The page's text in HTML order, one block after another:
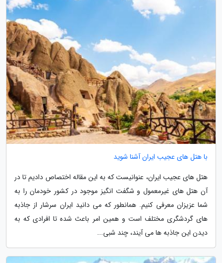
با هتل های عجیب ایران آشنا شوید
هتل های عجیب ایران، عنوانیست که به این مقاله اختصاص دادیم تا در
آن هتل های غیرمعمول و شگفت انگیز موجود در کشور خودمان را به
شما عزیزان معرفی کنیم. همانطور که می دانید ایران سرشار از جاذبه
های گردشگری مختلف است و همین امر باعث شده تا افرادی که به
دیدن این جاذبه ها می آیند، چند شبی...